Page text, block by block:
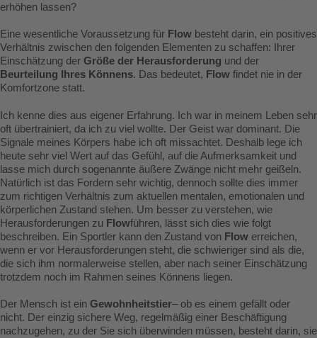
erhöhen lassen?
Eine wesentliche Voraussetzung für Flow besteht darin, ein positives
Verhältnis zwischen den folgenden Elementen zu schaffen: Ihrer
Einschätzung der Größe der Herausforderung und der
Beurteilung Ihres Könnens. Das bedeutet, Flow findet nie in der
Komfortzone statt.
Ich kenne dies aus eigener Erfahrung. Ich war in meinem Leben sehr
oft übertrainiert, da ich zu viel wollte. Der Geist war dominant. Die
Signale meines Körpers habe ich oft missachtet. Deshalb lege ich
heute sehr viel Wert auf das Gefühl, auf die Aufmerksamkeit und
lasse mich durch sogenannte äußere Zwänge nicht mehr geißeln.
Natürlich ist das Fordern sehr wichtig, dennoch sollte dies immer
zum richtigen Verhältnis zum aktuellen mentalen, emotionalen und
körperlichen Zustand stehen. Um besser zu verstehen, wie
Herausforderungen zu Flowführen, lässt sich dies wie folgt
beschreiben. Ein Sportler kann den Zustand von Flow erreichen,
wenn er vor Herausforderungen steht, die schwieriger sind als die,
die sich ihm normalerweise stellen, aber nach seiner Einschätzung
trotzdem noch im Rahmen seines Könnens liegen.
Der Mensch ist ein Gewohnheitstier– ob es einem gefällt oder
nicht. Der einzig sichere Weg, regelmäßig einer Beschäftigung
nachzugehen, zu der Sie sich überwinden müssen, besteht darin, sie